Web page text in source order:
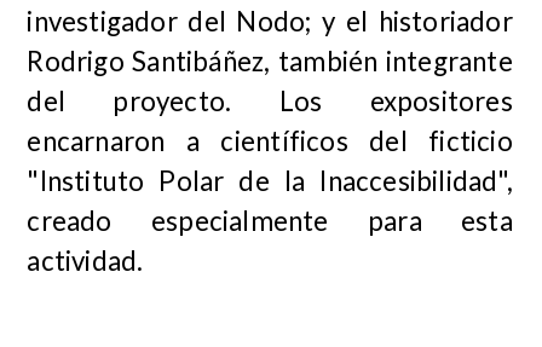
investigador del Nodo; y el historiador
Rodrigo Santibáñez, también integrante
del proyecto. Los expositores
encarnaron a científicos del ficticio
"Instituto Polar de la Inaccesibilidad",
creado especialmente para esta
actividad.